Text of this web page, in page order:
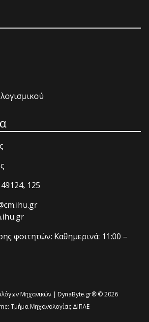
125
φοιτητών: Καθημερινά: 11:00 –
Μηχανικών | DynaByte.gr® © 2026
Τμήμα Μηχανολογίας ΔΙΠΑΕ